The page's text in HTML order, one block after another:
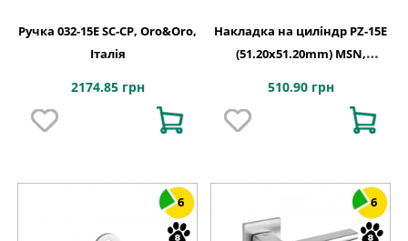
Ручка 032-15E SC-CP, Oro&Oro,
Італія
2174.85 грн
Накладка на циліндр PZ-15E
(51.20х51.20mm) MSN,
510.90 грн
6 6